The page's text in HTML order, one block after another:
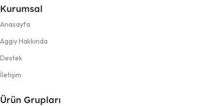
Kurumsal
Anasayfa
Aggiy Hakkında
Destek
İletişim
Ürün Grupları